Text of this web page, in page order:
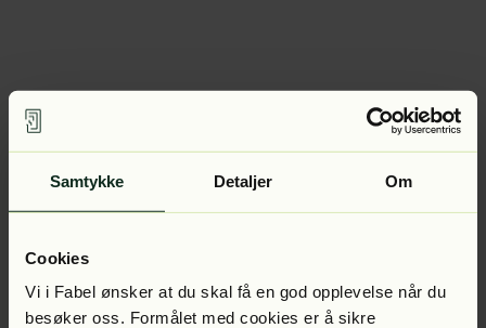
Samtykke Detaljer Om
Cookies
Vi i Fabel ønsker at du skal få en god opplevelse når du
besøker oss. Formålet med cookies er å sikre